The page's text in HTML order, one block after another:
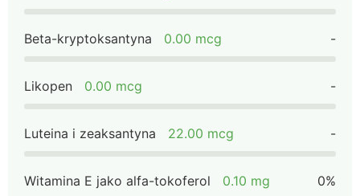
Beta-kryptoksantyna 0.00 mcg -
Likopen 0.00 mcg -
Luteina i zeaksantyna 22.00 mcg -
Witamina E jako alfa-tokoferol 0.10 mg 0%